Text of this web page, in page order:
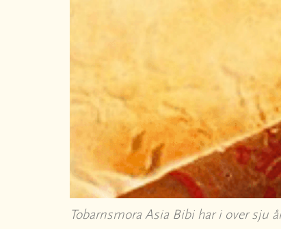
Tobarnsmora Asia Bibi har i over sju